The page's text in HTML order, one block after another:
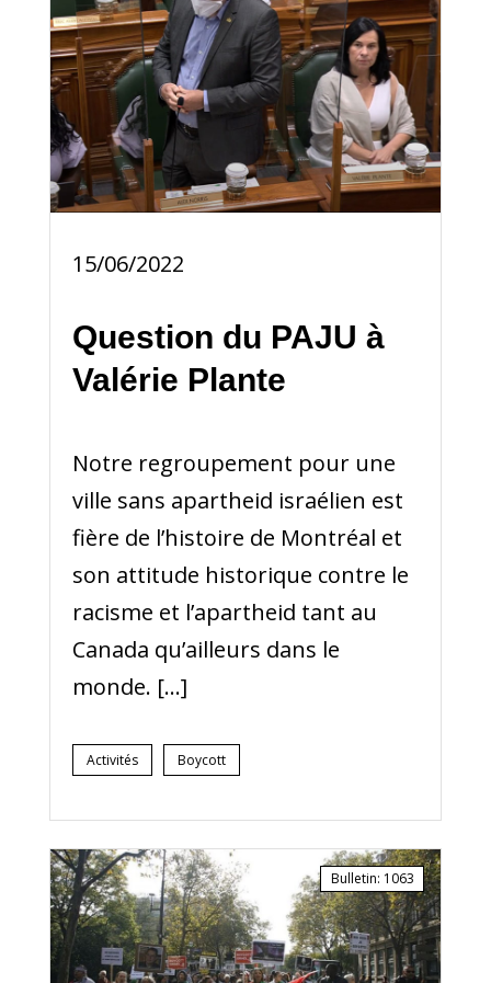
15/06/2022
Question du PAJU à
Valérie Plante
Notre regroupement pour une
ville sans apartheid israélien est
fière de l’histoire de Montréal et
son attitude historique contre le
racisme et l’apartheid tant au
Canada qu’ailleurs dans le
monde. […]
Activités Boycott
Bulletin: 1063